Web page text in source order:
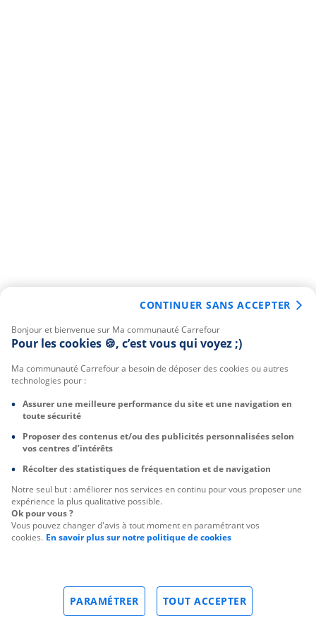
Bonjour et bienvenue sur Ma communauté Carrefour
Pour les cookies 🍪, c’est vous qui voyez ;)
Ma communauté Carrefour a besoin de déposer des cookies ou autres
technologies pour :
Assurer une meilleure performance du site et une navigation en
toute sécurité
Proposer des contenus et/ou des publicités personnalisées selon
vos centres d’intérêts
Récolter des statistiques de fréquentation et de navigation
Notre seul but : améliorer nos services en continu pour vous proposer une
expérience la plus qualitative possible.
Ok pour vous ?
Vous pouvez changer d'avis à tout moment en paramétrant vos
cookies. En savoir plus sur notre politique de cookies
TOUT ACCEPTER
PARAMÉTRER
CONTINUER SANS ACCEPTER